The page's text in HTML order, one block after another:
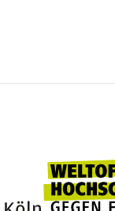
100 Jahre